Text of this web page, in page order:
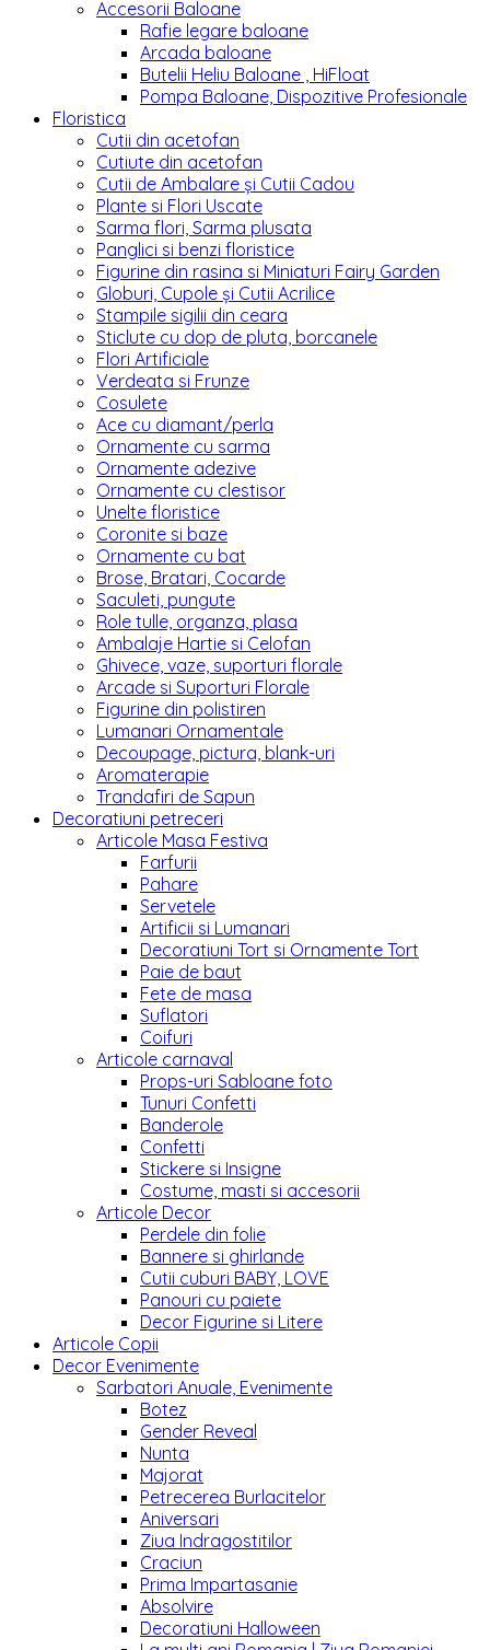
Accesorii Baloane
Rafie legare baloane
Arcada baloane
Butelii Heliu Baloane , HiFloat
Pompa Baloane, Dispozitive Profesionale
Floristica
Cutii din acetofan
Cutiute din acetofan
Cutii de Ambalare și Cutii Cadou
Plante si Flori Uscate
Sarma flori, Sarma plusata
Panglici si benzi floristice
Figurine din rasina si Miniaturi Fairy Garden
Globuri, Cupole și Cutii Acrilice
Stampile sigilii din ceara
Sticlute cu dop de pluta, borcanele
Flori Artificiale
Verdeata si Frunze
Cosulete
Ace cu diamant/perla
Ornamente cu sarma
Ornamente adezive
Ornamente cu clestisor
Unelte floristice
Coronite si baze
Ornamente cu bat
Brose, Bratari, Cocarde
Saculeti, pungute
Role tulle, organza, plasa
Ambalaje Hartie si Celofan
Ghivece, vaze, suporturi florale
Arcade si Suporturi Florale
Figurine din polistiren
Lumanari Ornamentale
Decoupage, pictura, blank-uri
Aromaterapie
Trandafiri de Sapun
Decoratiuni petreceri
Articole Masa Festiva
Farfurii
Pahare
Servetele
Artificii si Lumanari
Decoratiuni Tort si Ornamente Tort
Paie de baut
Fete de masa
Suflatori
Coifuri
Articole carnaval
Props-uri Sabloane foto
Tunuri Confetti
Banderole
Confetti
Stickere si Insigne
Costume, masti si accesorii
Articole Decor
Perdele din folie
Bannere si ghirlande
Cutii cuburi BABY, LOVE
Panouri cu paiete
Decor Figurine si Litere
Articole Copii
Decor Evenimente
Sarbatori Anuale, Evenimente
Botez
Gender Reveal
Nunta
Majorat
Petrecerea Burlacitelor
Aniversari
Ziua Indragostitilor
Craciun
Prima Impartasanie
Absolvire
Decoratiuni Halloween